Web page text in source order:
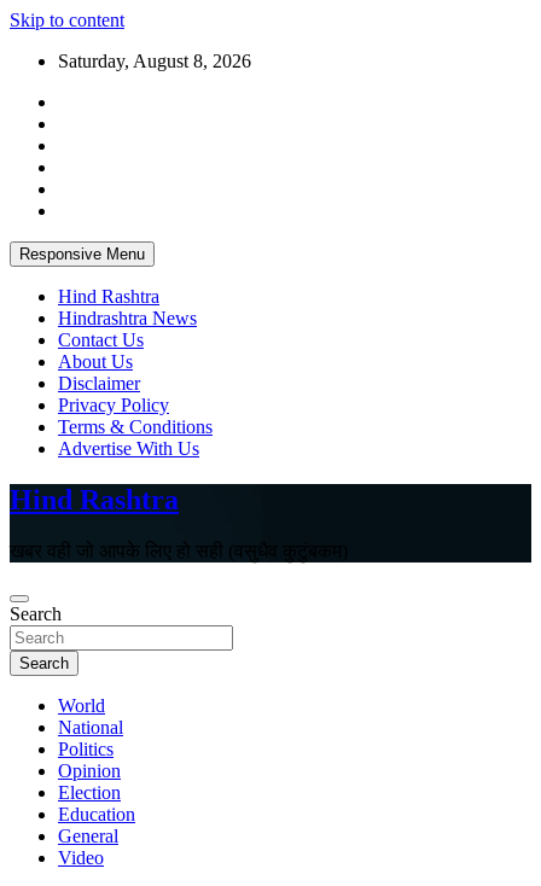
Skip to content
Saturday, August 8, 2026
Responsive Menu
Hind Rashtra
Hindrashtra News
Contact Us
About Us
Disclaimer
Privacy Policy
Terms & Conditions
Advertise With Us
Hind Rashtra
खबर वही जो आपके लिए हो सही (वसुधैव कुटुंबकम)
Search
Search
World
National
Politics
Opinion
Election
Education
General
Video